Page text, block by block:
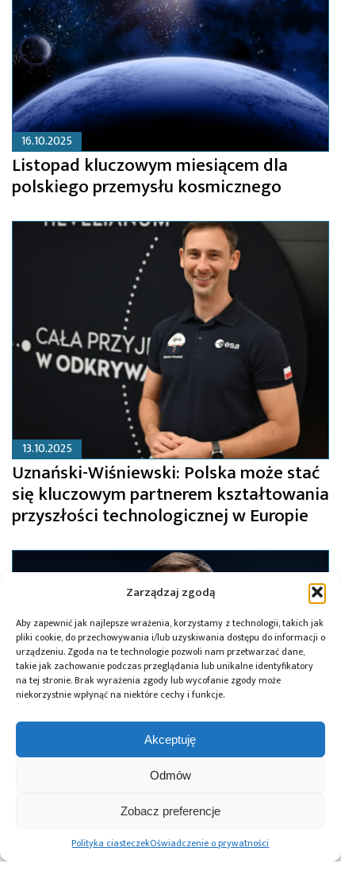
Zarządzaj zgodą
Aby zapewnić jak najlepsze wrażenia, korzystamy z technologii, takich jak
pliki cookie, do przechowywania i/lub uzyskiwania dostępu do informacji o
urządzeniu. Zgoda na te technologie pozwoli nam przetwarzać dane,
takie jak zachowanie podczas przeglądania lub unikalne identyfikatory
na tej stronie. Brak wyrażenia zgody lub wycofanie zgody może
niekorzystnie wpłynąć na niektóre cechy i funkcje.
Akceptuję
Odmów
Zobacz preferencje
Polityka ciasteczekOświadczenie o prywatności
16.10.2025
Listopad kluczowym miesiącem dla
polskiego przemysłu kosmicznego
13.10.2025
Uznański-Wiśniewski: Polska może stać
się kluczowym partnerem kształtowania
przyszłości technologicznej w Europie
Zmiana daty startu misji Ax-4 IGNIS na 8
czerwca 2025 r.